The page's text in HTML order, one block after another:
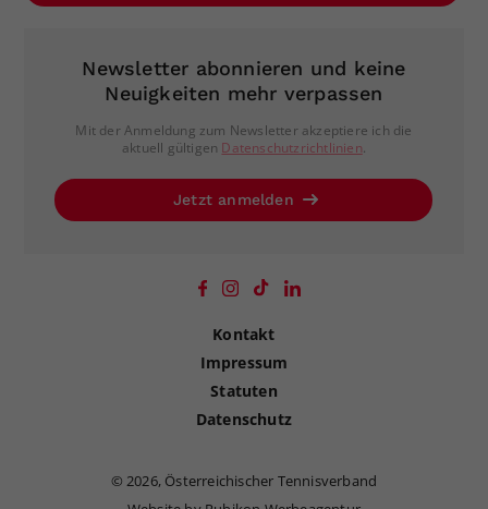
Newsletter abonnieren und keine
Neuigkeiten mehr verpassen
Mit der Anmeldung zum Newsletter akzeptiere ich die
aktuell gültigen Datenschutzrichtlinien.
Jetzt anmelden
Kontakt
Impressum
Statuten
Datenschutz
©2026, Österreichischer Tennisverband